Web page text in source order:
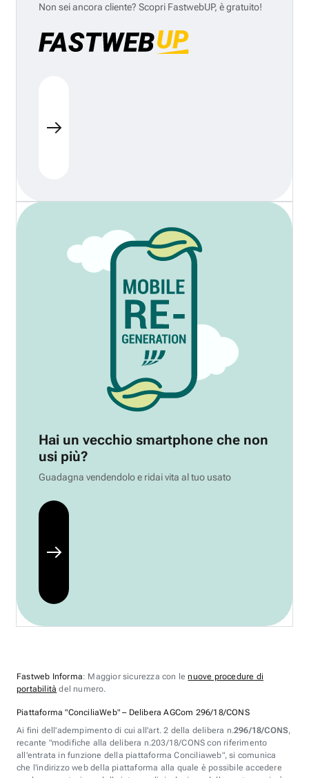
Non sei ancora cliente? Scopri FastwebUP, è gratuito!
Hai un vecchio smartphone che non
usi più?
Guadagna vendendolo e ridai vita al tuo usato
Fastweb Informa: Maggior sicurezza con lenuove procedure di
portabilità del numero.
Piattaforma "ConciliaWeb" – Delibera AGCom 296/18/CONS
Ai fini dell'adempimento di cui all'art. 2 della delibera n.296/18/CONS,
recante "modifiche alla delibera n.203/18/CONS con riferimento
all'entrata in funzione della piattaforma Conciliaweb", si comunica
che l'indirizzo web della piattaforma alla quale è possibile accedere